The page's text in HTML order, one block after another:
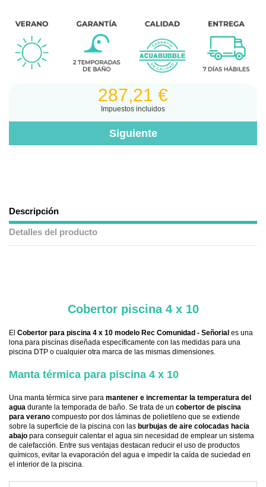
287,21 €
Impuestos incluidos
Descripción
Detalles del producto
Cobertor piscina 4 x 10
El Cobertor para piscina 4 x 10 modelo Rec Comunidad - Señorial es una
lona para piscinas diseñada específicamente con las medidas para una
piscina DTP o cualquier otra marca de las mismas dimensiones.
Manta térmica para piscina 4 x 10
Una manta térmica sirve para mantener e incrementar la temperatura del
agua durante la temporada de baño. Se trata de un cobertor de piscina
para verano compuesto por dos láminas de polietileno que se extiende
sobre la superficie de la piscina con las burbujas de aire colocadas hacia
abajo para conseguir calentar el agua sin necesidad de emplear un sistema
de calefacción. Entre sus ventajas destacan reducir el uso de productos
químicos, evitar la evaporación del agua e impedir la caída de suciedad en
el interior de la piscina.